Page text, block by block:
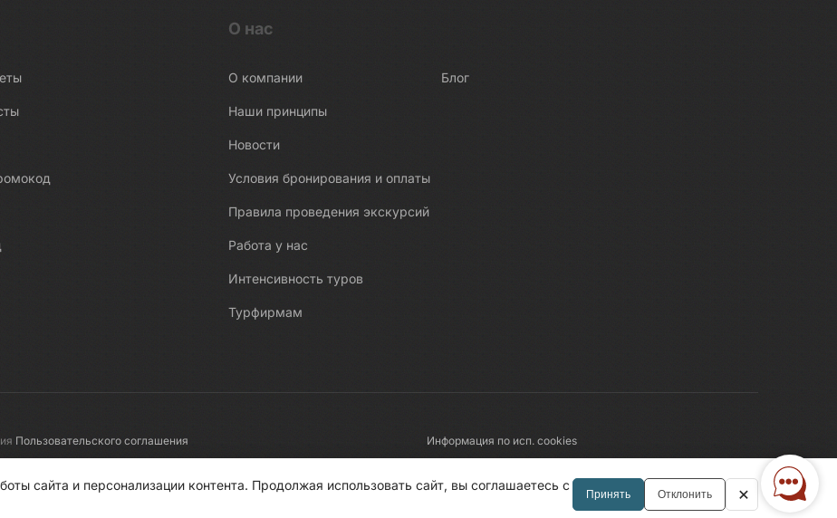
О нас
О компании
Наши принципы
Новости
Условия бронирования и оплаты
Правила проведения экскурсий
Работа у нас
Интенсивность туров
Турфирмам
Блог
Пользовательского соглашения Информация по исп. cookies
сайта и персонализации контента. Продолжая использовать сайт, вы соглашаетесь с
Принять Отклонить